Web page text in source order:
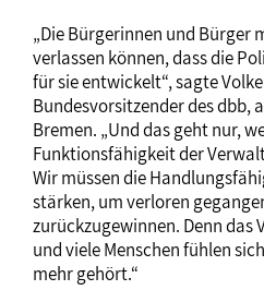
„Die Bürgerinnen und Bürger
verlassen können, dass die
für sie entwickelt“, sagte
Bundesvorsitzender des dbb,
Bremen. „Und das geht nur,
Funktionsfähigkeit der
Wir müssen die
stärken, um verloren
zurückzugewinnen. Denn das
und viele Menschen fühlen
mehr gehört.“